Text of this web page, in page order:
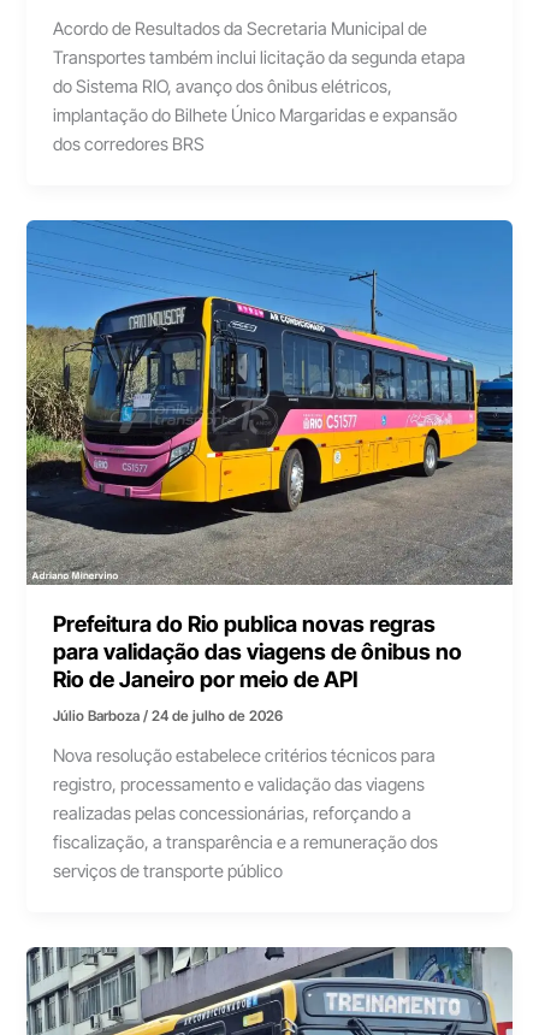
Acordo de Resultados da Secretaria Municipal de
Transportes também inclui licitação da segunda etapa
do Sistema RIO, avanço dos ônibus elétricos,
implantação do Bilhete Único Margaridas e expansão
dos corredores BRS
Prefeitura do Rio publica novas regras
para validação das viagens de ônibus no
Rio de Janeiro por meio de API
Júlio Barboza/24 de julho de 2026
Nova resolução estabelece critérios técnicos para
registro, processamento e validação das viagens
realizadas pelas concessionárias, reforçando a
fiscalização, a transparência e a remuneração dos
serviços de transporte público